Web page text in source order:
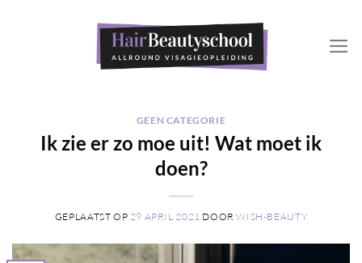
GEEN CATEGORIE
Ik zie er zo moe uit! Wat moet ik
doen?
GEPLAATST OP 29 APRIL 2021 DOORWISH-BEAUTY